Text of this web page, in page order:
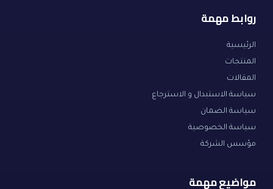
روابط مهمة
الرئيسية
المنتجات
المقالات
سياسة الاستبدال و الاسترجاع
سياسة الضمان
سياسة الخصوصية
مؤسس الشركة
مواضيع مهمة